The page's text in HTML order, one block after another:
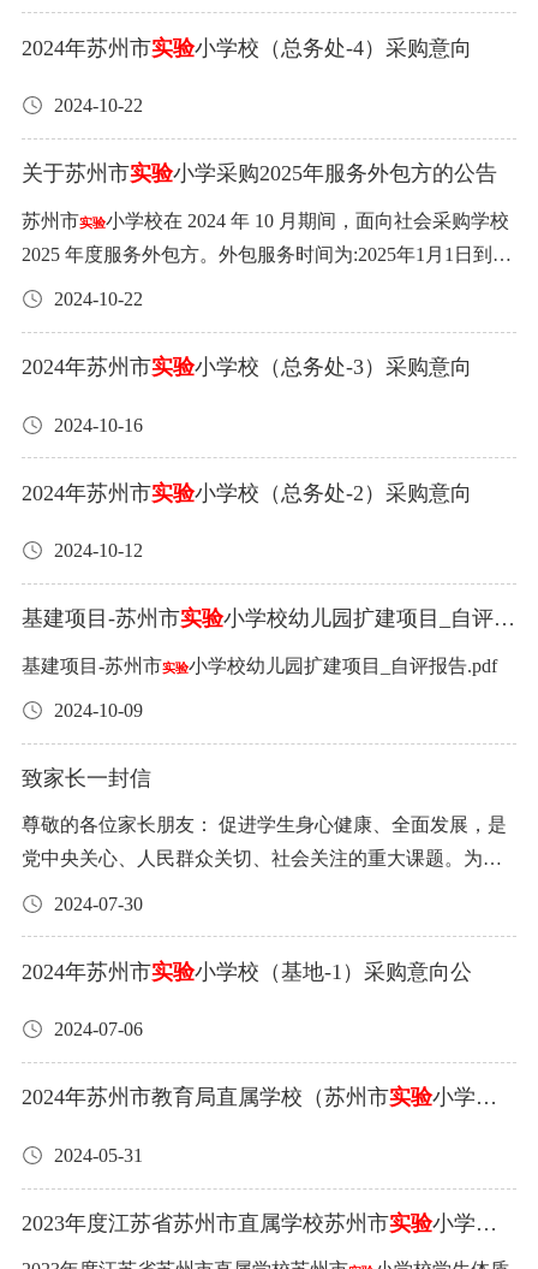
2024年苏州市实验小学校（总务处-4）采购意向
2024-10-22
关于苏州市实验小学采购2025年服务外包方的公告
苏州市实验小学校在 2024 年 10 月期间，面向社会采购学校
2025 年度服务外包方。外包服务时间为:2025年1月1日到20
25年12月31日。本次外包服务项共二十五项，均单独分开
结束前一个月一次性支付清维保费用。报名联系人:解超超1
年11月3日。具体要求详见pdf文档（点击）：关于苏州市
验小学采购2025年服务外包方.pdf
2024-10-22
2024年苏州市实验小学校（总务处-3）采购意向
2024-10-16
2024年苏州市实验小学校（总务处-2）采购意向
2024-10-12
基建项目-苏州市实验小学校幼儿园扩建项目_自评报
基建项目-苏州市实验小学校幼儿园扩建项目_自评报告.pdf
2024-10-09
致家长一封信
尊敬的各位家长朋友： 促进学生身心健康、全面发展，是
党中央关心、人民群众关切、社会关注的重大课题。为全
面加强和改进新时代学校体育工作，引导广大中小学生广
关工作部署，结合“双减”政策、义务教育课后服务等要
条件的学生进入校园体育俱乐部，提升校内体育活动质
量，让孩子在体育锻炼中享受乐趣、增强体质、健全人
格、锤炼意志。在此，学校提出如下倡议： 一是家校共
孩子每天体育运动1小时；在家庭生活中，倡导家长每天陪
伴孩子一起进行休育运动1小时，通过《江苏省名师空中课
堂·冠军带我练》等专栏学习专业化运动技术技能，营造家
庭运动良好氛围，帮助孩子养成终身运动的良好习惯。 二
2024-07-30
2024年苏州市实验小学校（基地-1）采购意向公
2024-07-06
2024年苏州市教育局直属学校（苏州市实验小学
公告2024-05-31
2023年度江苏省苏州市直属学校苏州市实验小学校
学生体质健康排名公示